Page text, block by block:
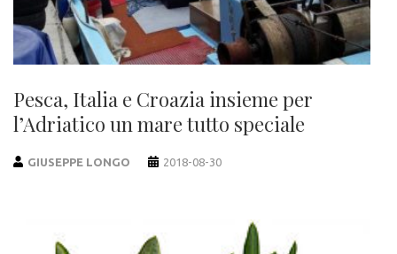
Pesca, Italia e Croazia insieme per
l’Adriatico un mare tutto speciale
GIUSEPPE LONGO 2018-08-30